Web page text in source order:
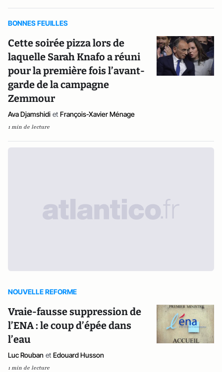
BONNES FEUILLES
Cette soirée pizza lors de
laquelle Sarah Knafo a réuni
pour la première fois l’avant-
garde de la campagne
Zemmour
Ava Djamshidi et François-Xavier Ménage
1 min de lecture
NOUVELLE REFORME
Vraie-fausse suppression de
l’ENA : le coup d’épée dans
l’eau
Luc Rouban et Edouard Husson
1 min de lecture